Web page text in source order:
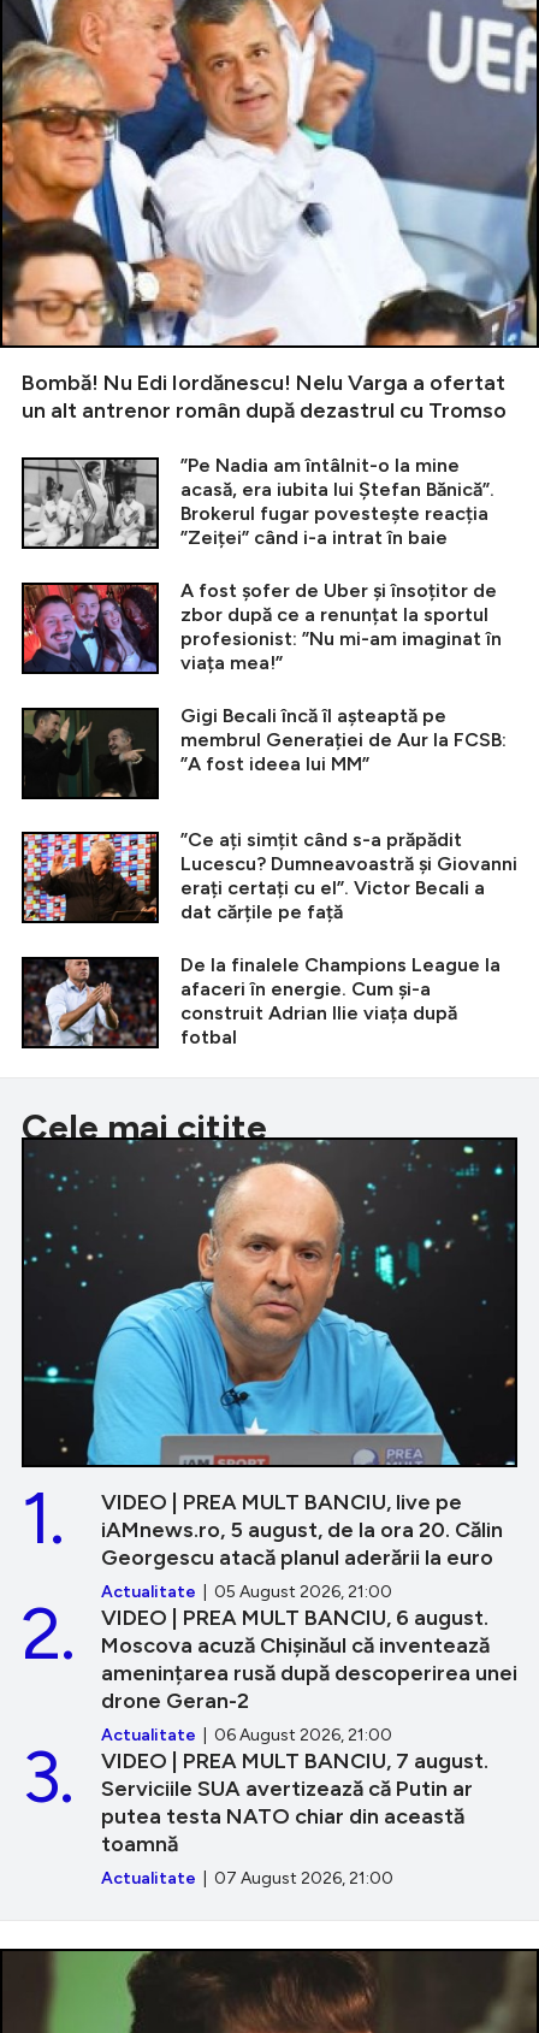
Bombă! Nu Edi Iordănescu! Nelu Varga a ofertat
un alt antrenor român după dezastrul cu Tromso
”Pe Nadia am întâlnit-o la mine
acasă, era iubita lui Ștefan Bănică”.
Brokerul fugar povestește reacția
”Zeiței” când i-a intrat în baie
A fost șofer de Uber și însoțitor de
zbor după ce a renunțat la sportul
profesionist: ”Nu mi-am imaginat în
viața mea!”
Gigi Becali încă îl așteaptă pe
membrul Generației de Aur la FCSB:
”A fost ideea lui MM”
”Ce ați simțit când s-a prăpădit
Lucescu? Dumneavoastră și Giovanni
erați certați cu el”. Victor Becali a
dat cărțile pe față
De la finalele Champions League la
afaceri în energie. Cum și-a
construit Adrian Ilie viața după
fotbal
Cele mai citite
VIDEO | PREA MULT BANCIU, live pe
iAMnews.ro, 5 august, de la ora 20. Călin
Georgescu atacă planul aderării la euro
Actualitate | 05 August 2026, 21:00
1.
VIDEO | PREA MULT BANCIU, 6 august.
Moscova acuză Chișinăul că inventează
amenințarea rusă după descoperirea unei
drone Geran-2
Actualitate | 06 August 2026, 21:00
2.
VIDEO | PREA MULT BANCIU, 7 august.
Serviciile SUA avertizează că Putin ar
putea testa NATO chiar din această
toamnă
Actualitate | 07 August 2026, 21:00
3.